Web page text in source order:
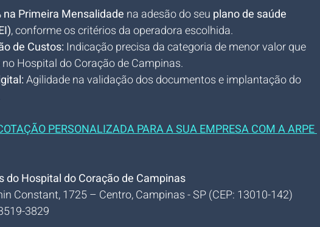
na Primeira Mensalidade na adesão do seu plano de saúde
, conforme os critérios da operadora escolhida.
de Custos: Indicação precisa da categoria de menor valor que
Hospital do Coração de Campinas.
Agilidade na validação dos documentos e implantação do
PERSONALIZADA PARA A SUA EMPRESA COM A ARPE
do Hospital do Coração de Campinas
Constant, 1725 – Centro, Campinas - SP (CEP: 13010-142)
3829